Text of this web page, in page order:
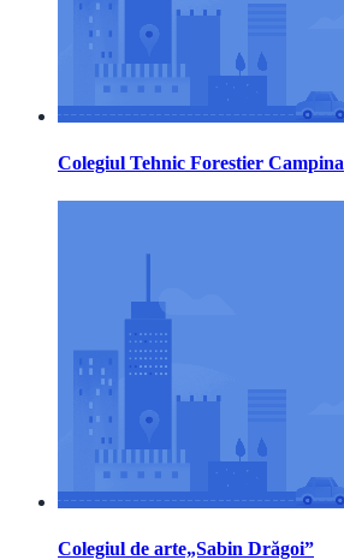
Colegiul Tehnic Forestier Campina
Colegiul de arte„Sabin Drăgoi”